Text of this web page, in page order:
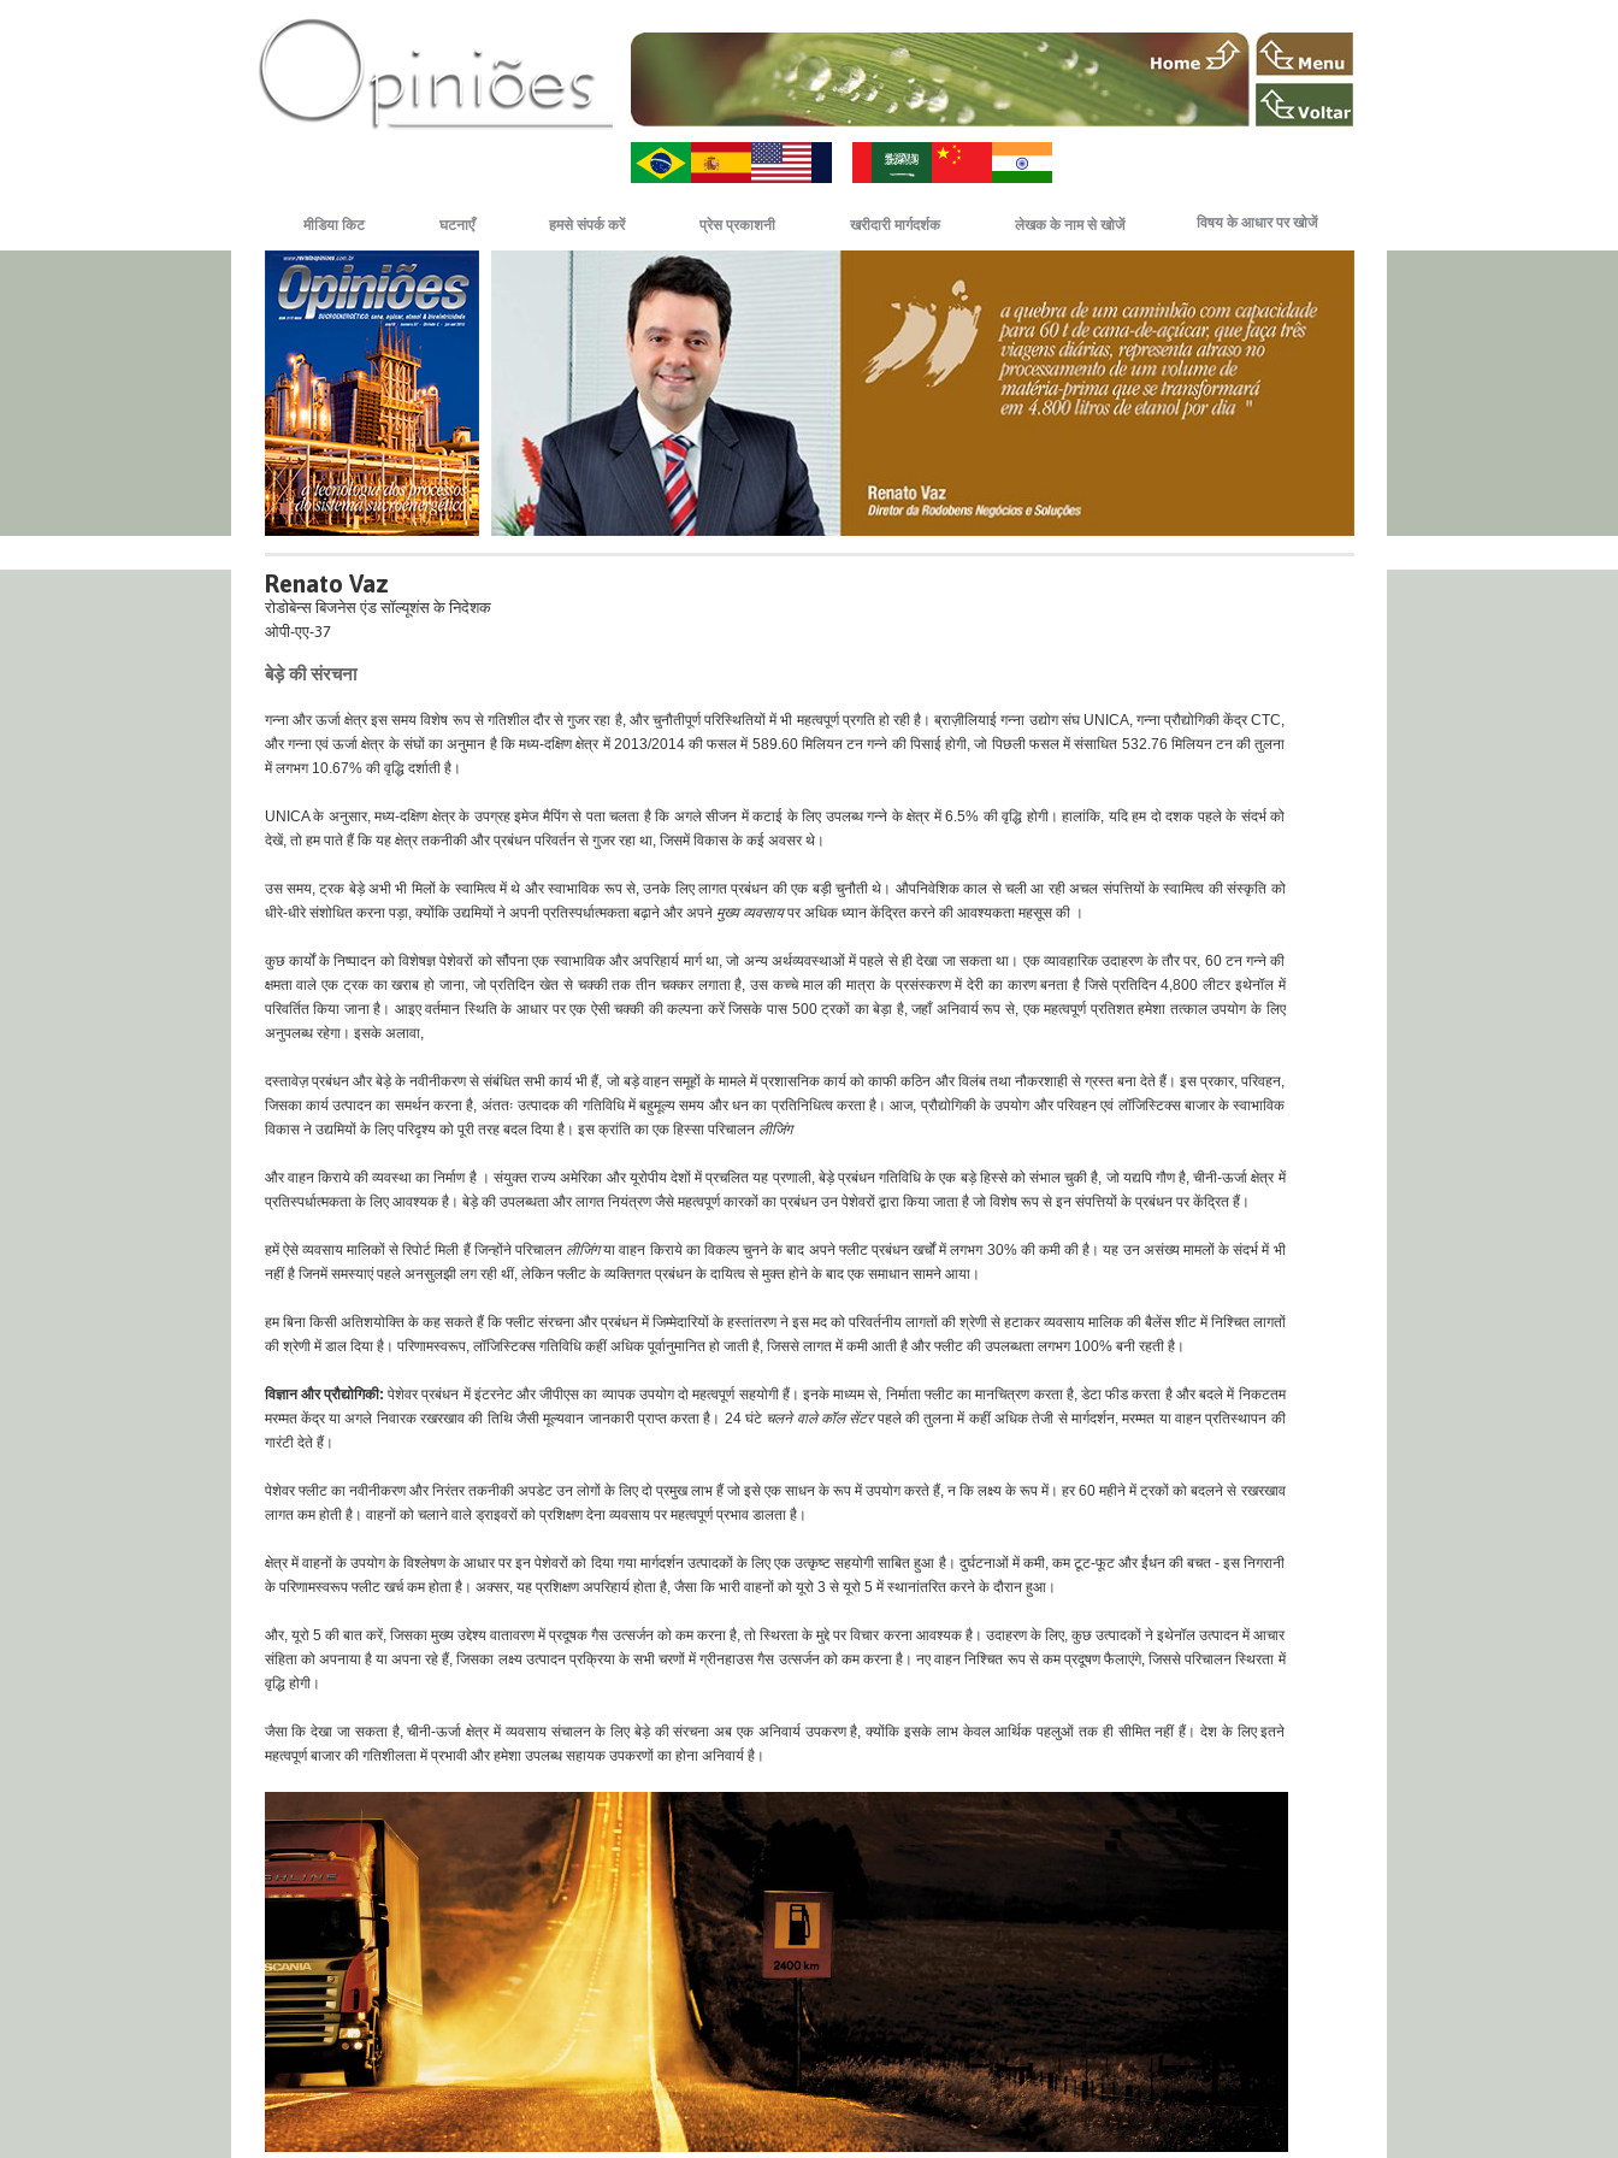
मीडिया किट घटनाएँ हमसे संपर्क करें प्रेस प्रकाशनी खरीदारी मार्गदर्शक लेखक के नाम से खोजें विषय के आधार पर खोजें
Renato Vaz
रोडोबेन्स बिजनेस एंड सॉल्यूशंस के निदेशक
ओपी-एए-37
बेड़े की संरचना
गन्ना और ऊर्जा क्षेत्र इस समय विशेष रूप से गतिशील दौर से गुजर रहा है, और चुनौतीपूर्ण परिस्थितियों में भी महत्वपूर्ण प्रगति हो रही है। ब्राज़ीलियाई गन्ना उद्योग संघ UNICA, गन्ना प्रौद्योगिकी केंद्र CTC,
और गन्ना एवं ऊर्जा क्षेत्र के संघों का अनुमान है कि मध्य-दक्षिण क्षेत्र में 2013/2014 की फसल में 589.60 मिलियन टन गन्ने की पिसाई होगी, जो पिछली फसल में संसाधित 532.76 मिलियन टन की तुलना
में लगभग 10.67% की वृद्धि दर्शाती है।
UNICA के अनुसार, मध्य-दक्षिण क्षेत्र के उपग्रह इमेज मैपिंग से पता चलता है कि अगले सीजन में कटाई के लिए उपलब्ध गन्ने के क्षेत्र में 6.5% की वृद्धि होगी। हालांकि, यदि हम दो दशक पहले के संदर्भ को
देखें, तो हम पाते हैं कि यह क्षेत्र तकनीकी और प्रबंधन परिवर्तन से गुजर रहा था, जिसमें विकास के कई अवसर थे।
उस समय, ट्रक बेड़े अभी भी मिलों के स्वामित्व में थे और स्वाभाविक रूप से, उनके लिए लागत प्रबंधन की एक बड़ी चुनौती थे। औपनिवेशिक काल से चली आ रही अचल संपत्तियों के स्वामित्व की संस्कृति को
धीरे-धीरे संशोधित करना पड़ा, क्योंकि उद्यमियों ने अपनी प्रतिस्पर्धात्मकता बढ़ाने और अपने मुख्य व्यवसायपर अधिक ध्यान केंद्रित करने की आवश्यकता महसूस की ।
कुछ कार्यों के निष्पादन को विशेषज्ञ पेशेवरों को सौंपना एक स्वाभाविक और अपरिहार्य मार्ग था, जो अन्य अर्थव्यवस्थाओं में पहले से ही देखा जा सकता था। एक व्यावहारिक उदाहरण के तौर पर, 60 टन गन्ने की
क्षमता वाले एक ट्रक का खराब हो जाना, जो प्रतिदिन खेत से चक्की तक तीन चक्कर लगाता है, उस कच्चे माल की मात्रा के प्रसंस्करण में देरी का कारण बनता है जिसे प्रतिदिन 4,800 लीटर इथेनॉल में
परिवर्तित किया जाना है। आइए वर्तमान स्थिति के आधार पर एक ऐसी चक्की की कल्पना करें जिसके पास 500 ट्रकों का बेड़ा है, जहाँ अनिवार्य रूप से, एक महत्वपूर्ण प्रतिशत हमेशा तत्काल उपयोग के लिए
अनुपलब्ध रहेगा। इसके अलावा,
दस्तावेज़ प्रबंधन और बेड़े के नवीनीकरण से संबंधित सभी कार्य भी हैं, जो बड़े वाहन समूहों के मामले में प्रशासनिक कार्य को काफी कठिन और विलंब तथा नौकरशाही से ग्रस्त बना देते हैं। इस प्रकार, परिवहन,
जिसका कार्य उत्पादन का समर्थन करना है, अंततः उत्पादक की गतिविधि में बहुमूल्य समय और धन का प्रतिनिधित्व करता है। आज, प्रौद्योगिकी के उपयोग और परिवहन एवं लॉजिस्टिक्स बाजार के स्वाभाविक
विकास ने उद्यमियों के लिए परिदृश्य को पूरी तरह बदल दिया है। इस क्रांति का एक हिस्सा परिचालन लीजिंग
और वाहन किराये की व्यवस्था का निर्माण है । संयुक्त राज्य अमेरिका और यूरोपीय देशों में प्रचलित यह प्रणाली, बेड़े प्रबंधन गतिविधि के एक बड़े हिस्से को संभाल चुकी है, जो यद्यपि गौण है, चीनी-ऊर्जा क्षेत्र में
प्रतिस्पर्धात्मकता के लिए आवश्यक है। बेड़े की उपलब्धता और लागत नियंत्रण जैसे महत्वपूर्ण कारकों का प्रबंधन उन पेशेवरों द्वारा किया जाता है जो विशेष रूप से इन संपत्तियों के प्रबंधन पर केंद्रित हैं।
हमें ऐसे व्यवसाय मालिकों से रिपोर्ट मिली हैं जिन्होंने परिचालन लीजिंगया वाहन किराये का विकल्प चुनने के बाद अपने फ्लीट प्रबंधन खर्चों में लगभग 30% की कमी की है। यह उन असंख्य मामलों के संदर्भ में भी
नहीं है जिनमें समस्याएं पहले अनसुलझी लग रही थीं, लेकिन फ्लीट के व्यक्तिगत प्रबंधन के दायित्व से मुक्त होने के बाद एक समाधान सामने आया।
हम बिना किसी अतिशयोक्ति के कह सकते हैं कि फ्लीट संरचना और प्रबंधन में जिम्मेदारियों के हस्तांतरण ने इस मद को परिवर्तनीय लागतों की श्रेणी से हटाकर व्यवसाय मालिक की बैलेंस शीट में निश्चित लागतों
की श्रेणी में डाल दिया है। परिणामस्वरूप, लॉजिस्टिक्स गतिविधि कहीं अधिक पूर्वानुमानित हो जाती है, जिससे लागत में कमी आती है और फ्लीट की उपलब्धता लगभग 100% बनी रहती है।
विज्ञान और प्रौद्योगिकी: पेशेवर प्रबंधन में इंटरनेट और जीपीएस का व्यापक उपयोग दो महत्वपूर्ण सहयोगी हैं। इनके माध्यम से, निर्माता फ्लीट का मानचित्रण करता है, डेटा फीड करता है और बदले में निकटतम
मरम्मत केंद्र या अगले निवारक रखरखाव की तिथि जैसी मूल्यवान जानकारी प्राप्त करता है। 24 घंटे चलने वाले कॉल सेंटरपहले की तुलना में कहीं अधिक तेजी से मार्गदर्शन, मरम्मत या वाहन प्रतिस्थापन की
गारंटी देते हैं।
पेशेवर फ्लीट का नवीनीकरण और निरंतर तकनीकी अपडेट उन लोगों के लिए दो प्रमुख लाभ हैं जो इसे एक साधन के रूप में उपयोग करते हैं, न कि लक्ष्य के रूप में। हर 60 महीने में ट्रकों को बदलने से रखरखाव
लागत कम होती है। वाहनों को चलाने वाले ड्राइवरों को प्रशिक्षण देना व्यवसाय पर महत्वपूर्ण प्रभाव डालता है।
क्षेत्र में वाहनों के उपयोग के विश्लेषण के आधार पर इन पेशेवरों को दिया गया मार्गदर्शन उत्पादकों के लिए एक उत्कृष्ट सहयोगी साबित हुआ है। दुर्घटनाओं में कमी, कम टूट-फूट और ईंधन की बचत - इस निगरानी
के परिणामस्वरूप फ्लीट खर्च कम होता है। अक्सर, यह प्रशिक्षण अपरिहार्य होता है, जैसा कि भारी वाहनों को यूरो 3 से यूरो 5 में स्थानांतरित करने के दौरान हुआ।
और, यूरो 5 की बात करें, जिसका मुख्य उद्देश्य वातावरण में प्रदूषक गैस उत्सर्जन को कम करना है, तो स्थिरता के मुद्दे पर विचार करना आवश्यक है। उदाहरण के लिए, कुछ उत्पादकों ने इथेनॉल उत्पादन में आचार
संहिता को अपनाया है या अपना रहे हैं, जिसका लक्ष्य उत्पादन प्रक्रिया के सभी चरणों में ग्रीनहाउस गैस उत्सर्जन को कम करना है। नए वाहन निश्चित रूप से कम प्रदूषण फैलाएंगे, जिससे परिचालन स्थिरता में
वृद्धि होगी।
जैसा कि देखा जा सकता है, चीनी-ऊर्जा क्षेत्र में व्यवसाय संचालन के लिए बेड़े की संरचना अब एक अनिवार्य उपकरण है, क्योंकि इसके लाभ केवल आर्थिक पहलुओं तक ही सीमित नहीं हैं। देश के लिए इतने
महत्वपूर्ण बाजार की गतिशीलता में प्रभावी और हमेशा उपलब्ध सहायक उपकरणों का होना अनिवार्य है।